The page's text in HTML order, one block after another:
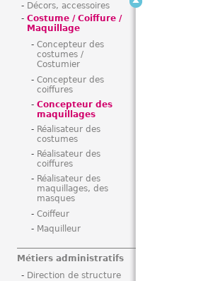
Décors, accessoires
Costume / Coiffure /
Maquillage
Concepteur des
costumes /
Costumier
Concepteur des
coiffures
Concepteur des
maquillages
Réalisateur des
costumes
Réalisateur des
coiffures
Réalisateur des
maquillages, des
masques
Coiffeur
Maquilleur
Métiers administratifs
Direction de structure